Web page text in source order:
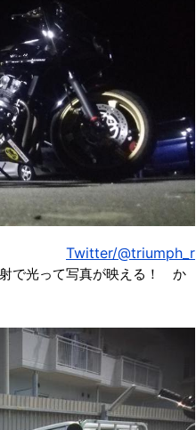
Twitter/@triumph_r
で光って写真が映える！ か